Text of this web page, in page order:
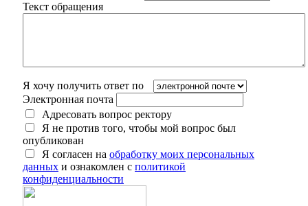
Текст обращения
Я хочу получить ответ по
Электронная почта
Адресовать вопрос ректору
Я не против того, чтобы мой вопрос был
опубликован
Я согласен на обработку моих персональных
данных и ознакомлен с политикой
конфиденциальности